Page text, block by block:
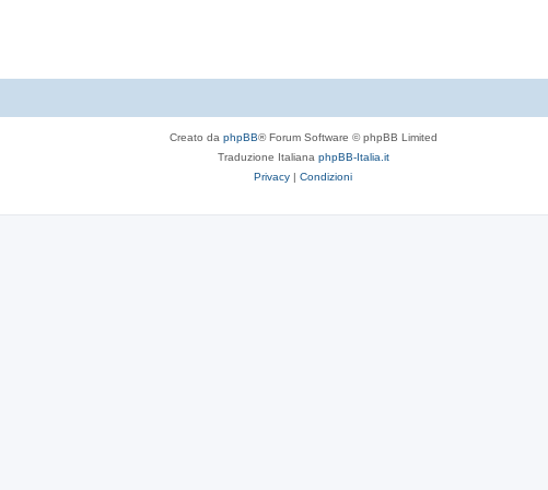
Creato da phpBB® Forum Software © phpBB Limited
Traduzione Italiana phpBB-Italia.it
Privacy | Condizioni